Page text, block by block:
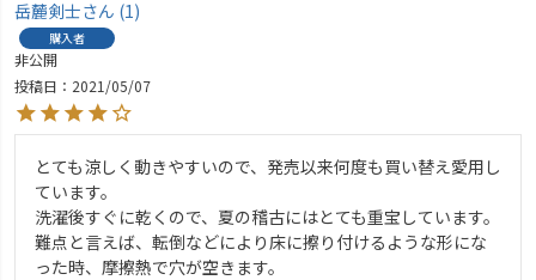
岳麓剣士 1
購入者
非公開
投稿日
2021/05/07
とても涼しく動きやすいので、発売以来何度も買い替え愛用し
ています。
洗濯後すぐに乾くので、夏の稽古にはとても重宝しています。
難点と言えば、転倒などにより床に擦り付けるような形にな
った時、摩擦熱で穴が空きます。